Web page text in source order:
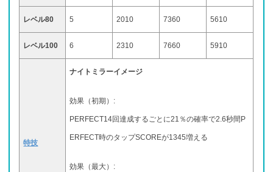
レベル80 5 2010 7360 5610
レベル100 6 2310 7660 5910
特技
ナイトミラーイメージ
効果（初期）:
PERFECT14回達成するごとに21％の確率で2.6秒間P
ERFECT時のタップSCOREが1345増える
効果（最大）: